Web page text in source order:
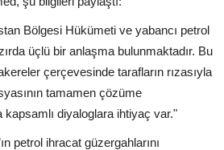
Bölgesi Hükümeti ve yabancı petrol
üçlü bir anlaşma bulunmaktadır. Bu
çerçevesinde tarafların rızasıyla
tamamen çözüme
kapsamlı diyaloglara ihtiyaç var."
petrol ihracat güzergahlarını